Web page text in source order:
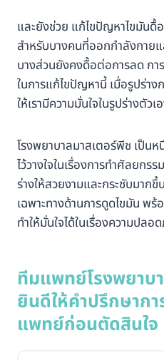
และยังช่วย แก้ไขปัญหาไขมันดื้
สำหรับบางคนที่ออกกำลังกาย
บางส่วนยังคงดื้อต่อการลด กา
ในการแก้ไขปัญหานี้ เมื่อรูปร่า
ให้เรามีความมั่นใจในรูปร่างตัว
โรงพยาบาลมาสเตอร์พีช เป็นห
ไว้วางใจในเรื่องการทำศัลยกร
ร่างให้สวยงามและกระชับมาก
เฉพาะทางด้านการดูดไขมัน พ
ทำให้มั่นใจได้ในเรื่องความปล
ทีมแพทย์โรงพยาบ
ยินดีให้คำปรึกษาก
แพทย์ก่อนตัดสินใจ